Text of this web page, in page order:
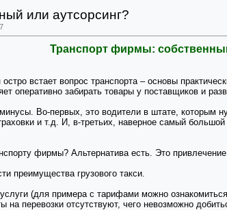
или аутсорсинг?
Транспорт фирмы:
встает вопрос транспорта – основы
оперативно забирать товары у поставщиков и
Во-первых, это водители в штате, которым
и т.д. И, в-третьих, наверное самый
фирмы? Альтернатива есть. Это
преимущества грузового такси.
(для примера с тарифами можно
на перевозки отсутствуют, чего невозможно